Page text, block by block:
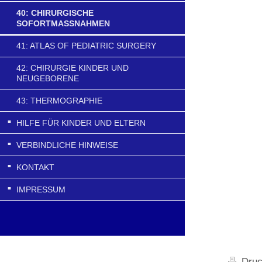
40: CHIRURGISCHE
SOFORTMASSNAHMEN
41: ATLAS OF PEDIATRIC SURGERY
42: CHIRURGIE KINDER UND
NEUGEBORENE
43: THERMOGRAPHIE
HILFE FÜR KINDER UND ELTERN
VERBINDLICHE HINWEISE
KONTAKT
IMPRESSUM